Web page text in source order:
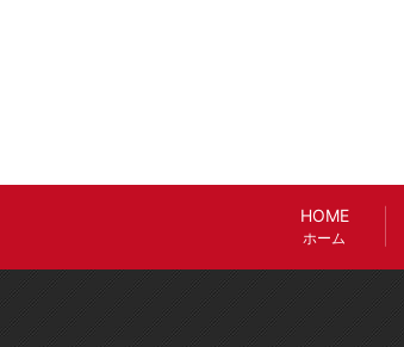
HOME
ホーム